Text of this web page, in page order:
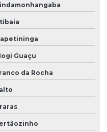
Guaçu
da Rocha